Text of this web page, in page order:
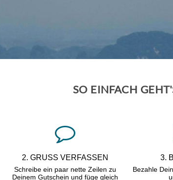
SO EINFACH
2. GRUSS VERFASSEN
Schreibe ein paar nette Zeilen zu
Deinem Gutschein und füge gleich
3.
Bezahle